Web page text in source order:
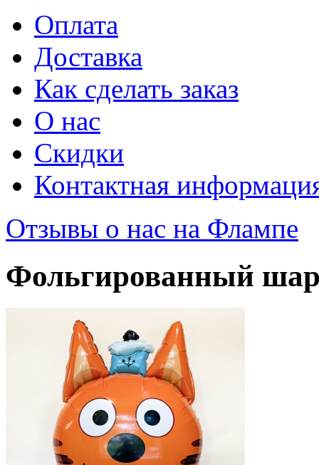
Оплата
Доставка
Как сделать заказ
О нас
Скидки
Контактная
Отзывы о нас на Флампе
Фольгированный